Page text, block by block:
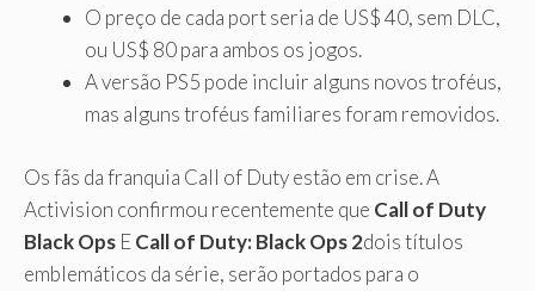
O preço de cada port seria de US$ 40, sem DLC,
ou US$ 80 para ambos os jogos.
A versão PS5 pode incluir alguns novos troféus,
mas alguns troféus familiares foram removidos.
Os fãs da franquia Call of Duty estão em crise. A
Activision confirmou recentemente que Call of Duty
Black Ops ECall of Duty: Black Ops 2dois títulos
emblemáticos da série, serão portados para o